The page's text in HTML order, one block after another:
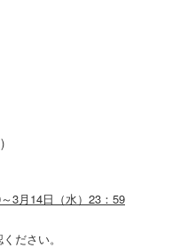
3月14日（水）23：59
ださい。